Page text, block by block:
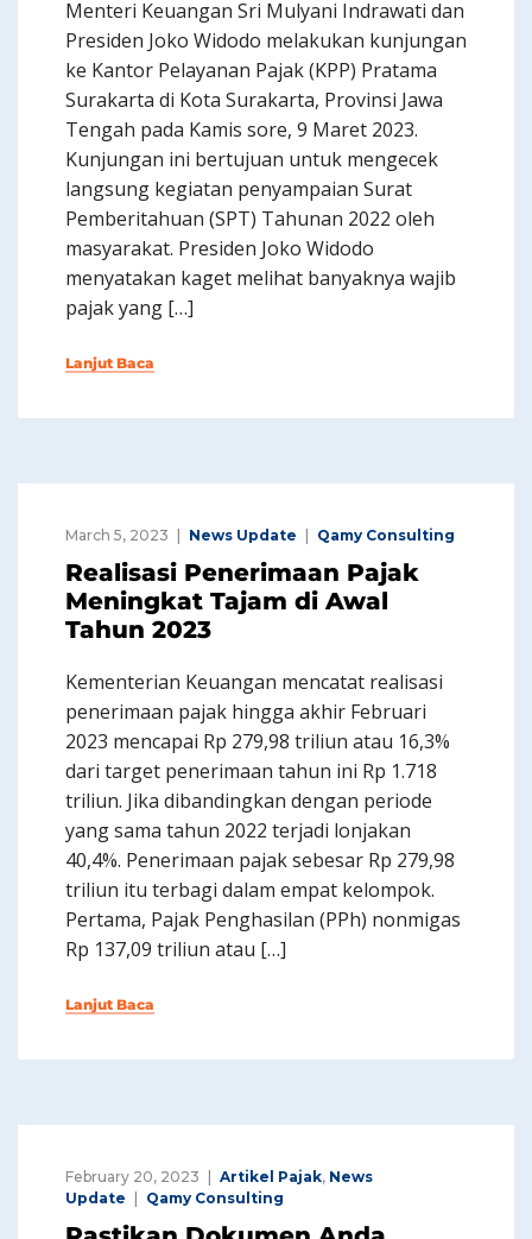
Menteri Keuangan Sri Mulyani Indrawati dan
Presiden Joko Widodo melakukan kunjungan
ke Kantor Pelayanan Pajak (KPP) Pratama
Surakarta di Kota Surakarta, Provinsi Jawa
Tengah pada Kamis sore, 9 Maret 2023.
Kunjungan ini bertujuan untuk mengecek
langsung kegiatan penyampaian Surat
Pemberitahuan (SPT) Tahunan 2022 oleh
masyarakat. Presiden Joko Widodo
menyatakan kaget melihat banyaknya wajib
pajak yang […]
Lanjut Baca
March 5, 2023 News Update Qamy Consulting
Realisasi Penerimaan Pajak
Meningkat Tajam di Awal
Tahun 2023
Kementerian Keuangan mencatat realisasi
penerimaan pajak hingga akhir Februari
2023 mencapai Rp 279,98 triliun atau 16,3%
dari target penerimaan tahun ini Rp 1.718
triliun. Jika dibandingkan dengan periode
yang sama tahun 2022 terjadi lonjakan
40,4%. Penerimaan pajak sebesar Rp 279,98
triliun itu terbagi dalam empat kelompok.
Pertama, Pajak Penghasilan (PPh) nonmigas
Rp 137,09 triliun atau […]
Lanjut Baca
February 20, 2023 Artikel Pajak, News
Update
Qamy Consulting